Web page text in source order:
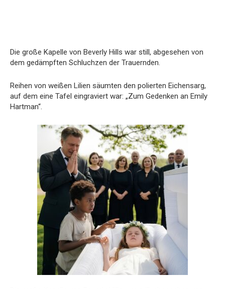
Die große Kapelle von Beverly Hills war still, abgesehen von
dem gedämpften Schluchzen der Trauernden.
Reihen von weißen Lilien säumten den polierten Eichensarg,
auf dem eine Tafel eingraviert war: „Zum Gedenken an Emily
Hartman“.